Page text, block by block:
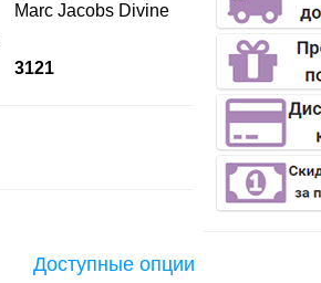
Marc Jacobs Divine
3121
Доступные опции